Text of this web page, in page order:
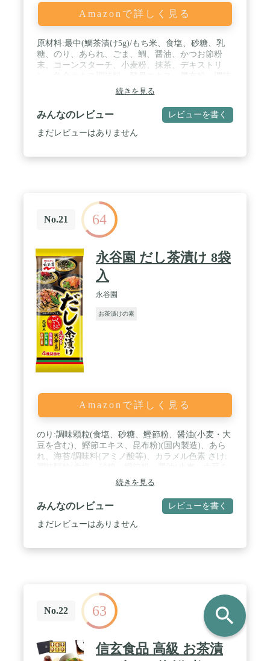
Amazonで詳しく見る
原材料:最中(鯛茶漬け5g)/もち米、食塩、砂糖、乳
糖、のり、あられ、ごま、鯛、醤油、かつお節粉
末、コーンスターチ、小麦粉、抹茶、デキストリ
料(アミノ酸等)、酸化防止剤(V.E)、(原材料の一部に
大豆を含む)●最中(梅茶漬け5g)/もち米、食塩、あら
れ、乳糖、砂糖、乾燥梅干、のり、ごま、しそ、小
麦粉、コーンスターチ、梅、魚介エキス調味料、醤
油、抹茶、還元水飴、デキストリン、梅酢、昆布
色素、(原材料の一部に大豆を含む)●最中(たらこ茶
漬け5g)/もち米、食塩、あられ、砂糖、たらこ、の
り、乳糖、パーム油、醤油、コーンスターチ、かつ
お節粉末、小麦粉、たん白加水分解物、抹茶、米白
絞油、魚介エキス調味料、麦芽糖、酵母エキス、昆
布粉、調味料(アミノ酸等)、加工でん粉、紅麹色
素、酸化防止剤(V.E)、(原材料の一部に大豆を含む)
続きを見る
みんなのレビュー レビューを書く
まだレビューはありません
No.21 64
永谷園 だし茶漬け 8袋
入
永谷園
お茶漬けの素
Amazonで詳しく見る
のり:調味顆粒(食塩、砂糖、鰹節粉、醤油(小麦・大
豆を含む)、鰹節エキス、昆布粉)(国内製造)、あら
れ、海苔/調味料(アミノ酸等)、カラメル色素 さけ:
含む)、鰹節エキス、昆布粉)(国内製造)、あられ、
鮭フレーク、海苔/調味料(アミノ酸等)、カラメル色
素、紅麹色素、酸化防止剤(ビタミンE)、クエン酸
うめ:調味顆粒(食塩、砂糖、鰹節粉、醤油(小麦・大
豆を含む)、鰹節エキス、昆布粉)(国内製造)、あら
タミンE) / 商品サイズ(高さx奥行x
幅):250mmx33mmx77mm
続きを見る
みんなのレビュー レビューを書く
まだレビューはありません
No.22 63
信玄食品 高級 お茶漬
search